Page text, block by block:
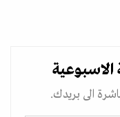
الاسبوعية
الى بريدك.